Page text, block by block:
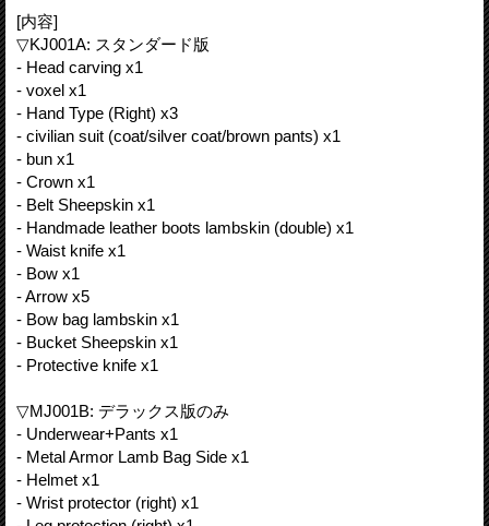
[内容]
▽KJ001A: スタンダード版
- Head carving x1
- voxel x1
- Hand Type (Right) x3
- civilian suit (coat/silver coat/brown pants) x1
- bun x1
- Crown x1
- Belt Sheepskin x1
- Handmade leather boots lambskin (double) x1
- Waist knife x1
- Bow x1
- Arrow x5
- Bow bag lambskin x1
- Bucket Sheepskin x1
- Protective knife x1
▽MJ001B: デラックス版のみ
- Underwear+Pants x1
- Metal Armor Lamb Bag Side x1
- Helmet x1
- Wrist protector (right) x1